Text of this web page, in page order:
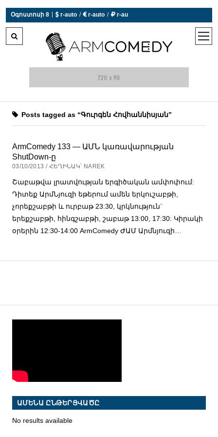
Օգոստոսի 8  r-auto /  r-auto /  r-au
open
Posts tagged as “Գուրգեն Հովհաննիսյան”
ArmComedy 133 — ԱՄՆ կառավարության
ShutDown-ը
03/10/2013 / ՀԵՂԻՆԱԿ՝ NAREK
Շաբաթվա լրատվության երգիծական ամփոփում:
Դիտեք ԱրմՆյուզի եթերում ամեն երկուշաբթի,
չորեքշաբթի և ուրբաթ 23:30, կրկնություն`
երեքշաբթի, հինգշաբթի, շաբաթ 13:00, 17:30: Կիրակի
օրերին 12:30-14:00 ArmComedy ԺԱՄ Արմնյուզի…
ԱՄԵՆԱ ԸՆԹԵՐՑՎԱԾԸ
No results available